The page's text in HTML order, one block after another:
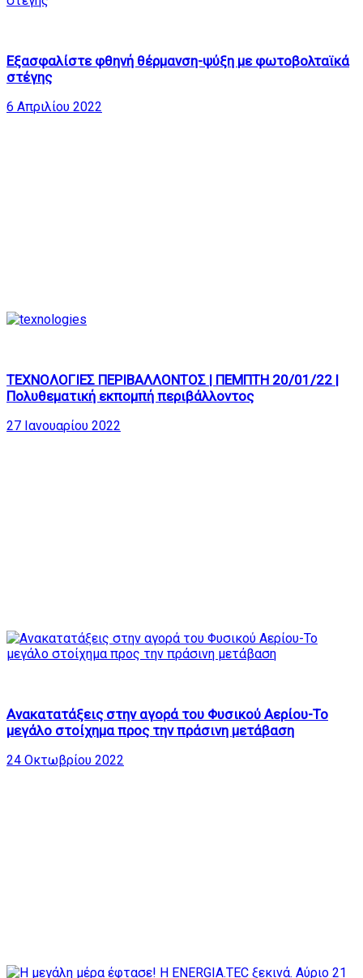
Εξασφαλίστε φθηνή θέρμανση-ψύξη με φωτοβολταϊκά
στέγης
6 Απριλίου 2022
ΤΕΧΝΟΛΟΓΙΕΣ ΠΕΡΙΒΑΛΛΟΝΤΟΣ | ΠΕΜΠΤΗ 20/01/22 |
Πολυθεματική εκπομπή περιβάλλοντος
27 Ιανουαρίου 2022
Ανακατατάξεις στην αγορά του Φυσικού Αερίου-Το
μεγάλο στοίχημα προς την πράσινη μετάβαση
24 Οκτωβρίου 2022